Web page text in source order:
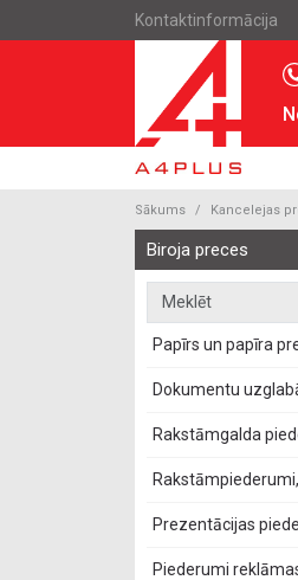
Kontaktinformācija
Sākums Kancelejas
Biroja preces
Papīrs un papīra
Dokumentu
Rakstāmgalda
Prezentācijas
Piederumi